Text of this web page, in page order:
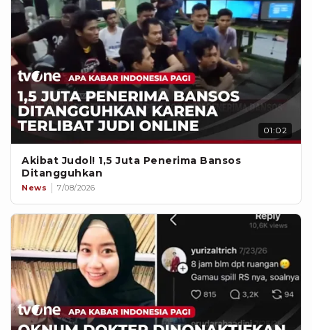
01:02
Akibat Judol! 1,5 Juta Penerima Bansos
Ditangguhkan
News 7/08/2026